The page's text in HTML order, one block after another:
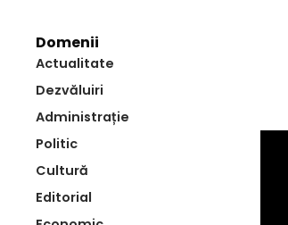
Domenii
Actualitate
Dezvăluiri
Administrație
Politic
Cultură
Editorial